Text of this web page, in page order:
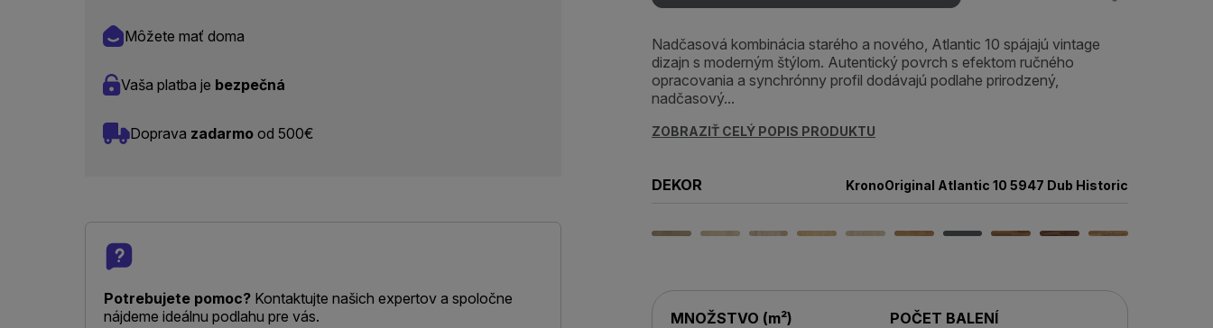
Môžete mať doma
Vaša platba je bezpečná
Doprava zadarmo od 500€
Potrebujete pomoc? Kontaktujte našich expertov a spoločne
nájdeme ideálnu podlahu pre vás.
Nadčasová kombinácia starého a nového, Atlantic 10 spájajú vintage
dizajn s moderným štýlom. Autentický povrch s efektom ručného
opracovania a synchrónny profil dodávajú podlahe prirodzený,
nadčasový...
ZOBRAZIŤ CELÝ POPIS PRODUKTU
DEKOR KronoOriginal Atlantic 10 5947 Dub Historic
MNOŽSTVO (m²) POČET BALENÍ